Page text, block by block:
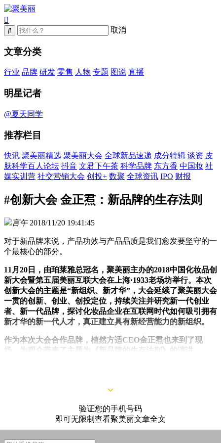
取消
文章分类
行业 品牌 研发 零售 人物 专题 图说 直播
明星记者
@夏天同学
推荐栏目
快讯 聚美丽精选 聚美丽大会 全球新品速递 成分特辑 谈资 皮
肤科学百人论坛 抖音 文君下午茶 科学品牌 东方香 中国妆 社
媒实训营 社交营销大会 创投+ 数聚 全球资讯 IPO 财报
#创新大会 金正焄：新品牌的生存法则
言午 2018/11/20 19:41:45
对于新品牌来说，产品功效与产品品质是我们愈发要坚守的一
个最核心的部分。
11月20日，由珀莱雅总冠名，聚美丽主办的2018中国化妆品创
新大会暨第五届美丽互联大会在上海·1933老场坊举行。本次
创新大会的主题是“新组织、新才华”，大会延续了聚美丽大会
一贯的创新、创业、创投定位，持续关注并研究新一代创业
者、新一代品牌，探讨化妆品企业在互联网时代如何吸引拥有
新才华的新一代人才，真正建立具有新经营能力的新组织。
作为本次大会合作品牌，植然方适CEO金正焄也来到了现
场，为观众带来了主题为《新品牌的生存法则》的演讲。
验证您的手机号码
即可无限制查看聚美丽文章全文